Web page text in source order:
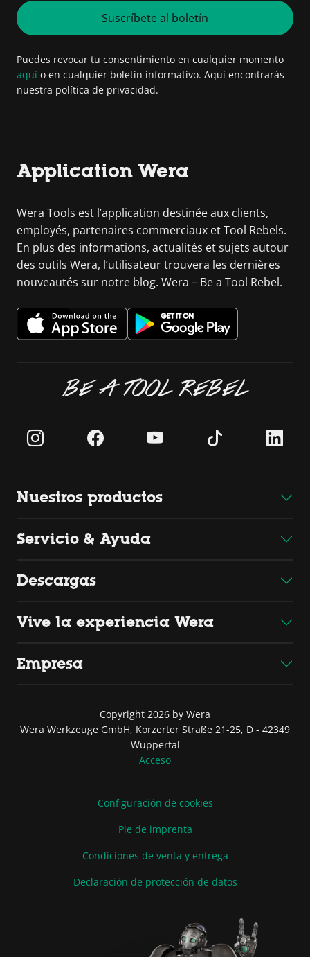
Suscríbete al boletín
Puedes revocar tu consentimiento en cualquier momento
aquí o en cualquier boletín informativo. Aquí encontrarás
nuestra política de privacidad.
Application Wera
Wera Tools est l’application destinée aux clients,
employés, partenaires commerciaux et Tool Rebels.
En plus des informations, actualités et sujets autour
des outils Wera, l’utilisateur trouvera les dernières
nouveautés sur notre blog. Wera – Be a Tool Rebel.
BE A TOOL REBEL
Nuestros productos
Servicio & Ayuda
Descargas
Vive la experiencia Wera
Empresa
Copyright 2026 by Wera
Wera Werkzeuge GmbH, Korzerter Straße 21-25, D - 42349
Wuppertal
Acceso
Configuración de cookies
Pie de imprenta
Condiciones de venta y entrega
Declaración de protección de datos